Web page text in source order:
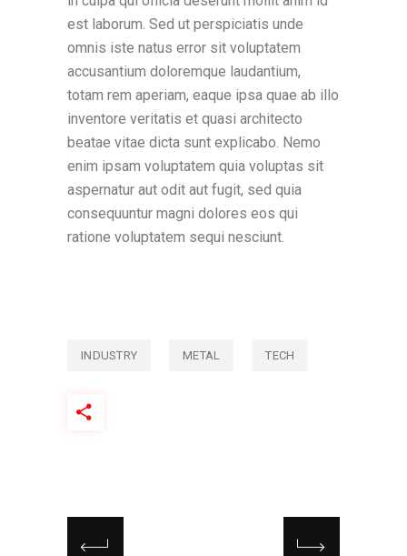
est laborum. Sed ut perspiciatis unde
omnis iste natus error sit voluptatem
accusantium doloremque laudantium,
totam rem aperiam, eaque ipsa quae ab illo
inventore veritatis et quasi architecto
beatae vitae dicta sunt explicabo. Nemo
enim ipsam voluptatem quia voluptas sit
aspernatur aut odit aut fugit, sed quia
consequuntur magni dolores eos qui
ratione voluptatem sequi nesciunt.
INDUSTRY METAL TECH